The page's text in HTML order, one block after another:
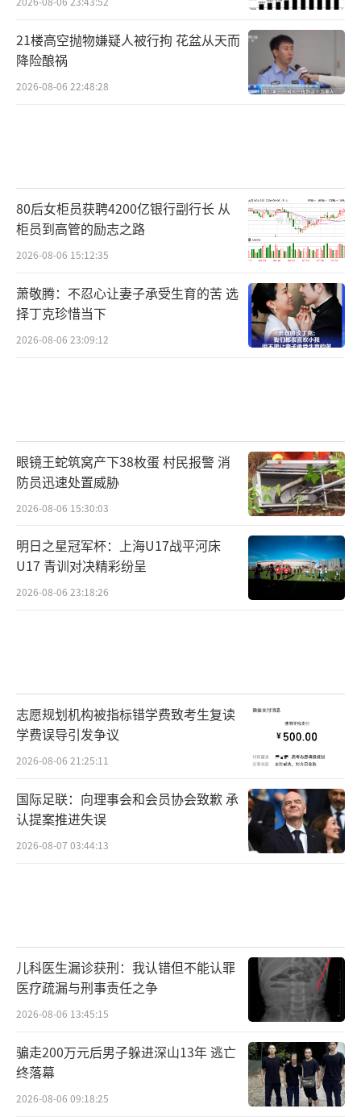
21楼高空抛物嫌疑人被行拘 花盆从天而
降险酿祸
2026-08-06 22:48:28
80后女柜员获聘4200亿银行副行长 从
柜员到高管的励志之路
2026-08-06 15:12:35
萧敬腾：不忍心让妻子承受生育的苦 选
择丁克珍惜当下
2026-08-06 23:09:12
眼镜王蛇筑窝产下38枚蛋 村民报警 消
防员迅速处置威胁
2026-08-06 15:30:03
明日之星冠军杯：上海U17战平河床
U17 青训对决精彩纷呈
2026-08-06 23:18:26
志愿规划机构被指标错学费致考生复读
学费误导引发争议
2026-08-06 21:25:11
国际足联：向理事会和会员协会致歉 承
认提案推进失误
2026-08-07 03:44:13
儿科医生漏诊获刑：我认错但不能认罪
医疗疏漏与刑事责任之争
2026-08-06 13:45:15
骗走200万元后男子躲进深山13年 逃亡
终落幕
2026-08-06 09:18:25